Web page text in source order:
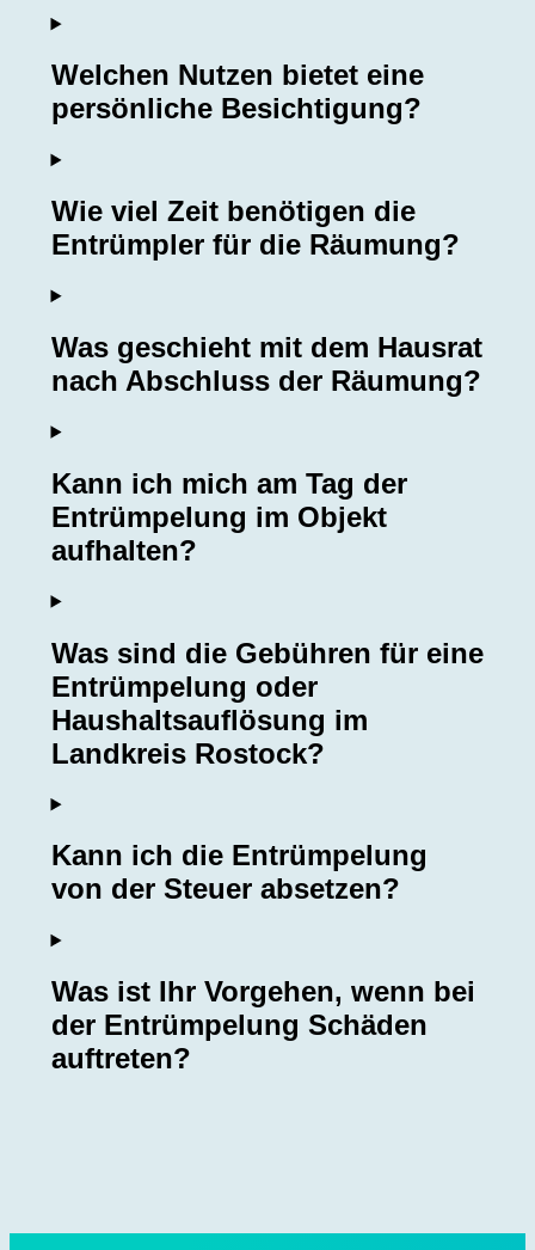
Welchen Nutzen bietet eine
persönliche Besichtigung?
Wie viel Zeit benötigen die
Entrümpler für die Räumung?
Was geschieht mit dem Hausrat
nach Abschluss der Räumung?
Kann ich mich am Tag der
Entrümpelung im Objekt
aufhalten?
Was sind die Gebühren für eine
Entrümpelung oder
Haushaltsauflösung im
Landkreis Rostock?
Kann ich die Entrümpelung
von der Steuer absetzen?
Was ist Ihr Vorgehen, wenn bei
der Entrümpelung Schäden
auftreten?